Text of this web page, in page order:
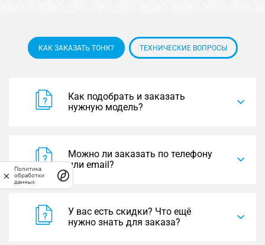
КАК ЗАКАЗАТЬ ТОНК? ТЕХНИЧЕСКИЕ ВОПРОСЫ
Как подобрать и заказать
нужную модель?
Можно ли заказать по телефону
или email?
У вас есть скидки? Что ещё
нужно знать для заказа?
Политика
обработки
данных